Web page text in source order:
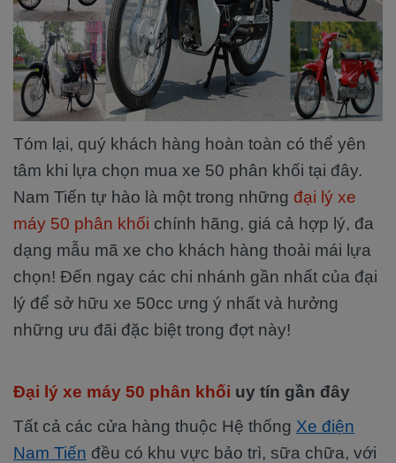
Tóm lại, quý khách hàng hoàn toàn có thể yên
tâm khi lựa chọn mua xe 50 phân khối tại đây.
Nam Tiến tự hào là một trong những đại lý xe
máy 50 phân khối chính hãng, giá cả hợp lý, đa
dạng mẫu mã xe cho khách hàng thoải mái lựa
chọn! Đến ngay các chi nhánh gần nhất của đại
lý để sở hữu xe 50cc ưng ý nhất và hưởng
những ưu đãi đặc biệt trong đợt này!
Đại lý xe máy 50 phân khối uy tín gần đây
Tất cả các cửa hàng thuộc Hệ thống Xe điện
Nam Tiến đều có khu vực bảo trì, sữa chữa, với